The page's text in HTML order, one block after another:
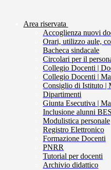
Area riservata
Accoglienza nuovi
Orari, utilizzo aule,
Bacheca sindacale
Circolari per il
Collegio Docenti |
Collegio Docenti |
Consiglio di Istituto |
Dipartimenti
Giunta Esecutiva |
Inclusione alunni BES
Modulistica personale
Registro Elettronico
Formazione Docenti
PNRR
Tutorial per docenti
Archivio didattico